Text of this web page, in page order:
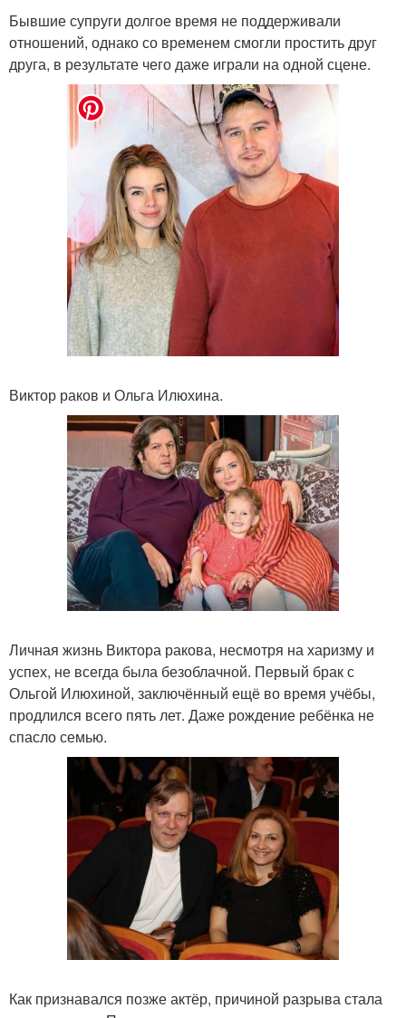
Бывшие супруги долгое время не поддерживали
отношений, однако со временем смогли простить друг
друга, в результате чего даже играли на одной сцене.
Виктор раков и Ольга Илюхина.
Личная жизнь Виктора ракова, несмотря на харизму и
успех, не всегда была безоблачной. Первый брак с
Ольгой Илюхиной, заключённый ещё во время учёбы,
продлился всего пять лет. Даже рождение ребёнка не
спасло семью.
Как признавался позже актёр, причиной разрыва стала